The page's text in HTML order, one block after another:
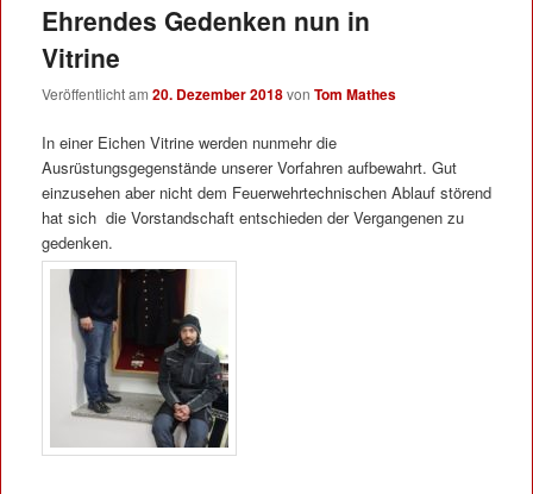
Ehrendes Gedenken nun in
Vitrine
Veröffentlicht am 20. Dezember 2018von Tom Mathes
In einer Eichen Vitrine werden nunmehr die
Ausrüstungsgegenstände unserer Vorfahren aufbewahrt. Gut
einzusehen aber nicht dem Feuerwehrtechnischen Ablauf störend
hat sich die Vorstandschaft entschieden der Vergangenen zu
gedenken.